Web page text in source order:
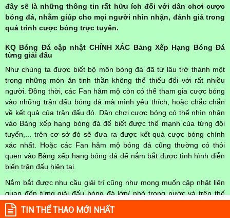
đây sẽ là những thông tin rất hữu ích đối với dân chơi cược
bóng đá, nhằm giúp cho mọi người nhìn nhận, đánh giá trong
quá trình cược bóng trực tuyến.
KQ Bóng Đá cập nhật CHÍNH XÁC Bảng Xếp Hạng Bóng Đá
từng giải đấu
Như chúng ta được biết bộ môn bóng đá đã từ lâu trở thành một
trong những món ăn tinh thần không thể thiếu đối với rất nhiều
người. Đồng thời, các Fan hâm mộ còn có thể tham gia cược bóng
vào những trận đấu bóng đá mà mình yêu thích, hoặc chắc chắn
về kết quả của trận đấu đó. Dân chơi cược bóng có thể nhìn nhận
vào Bảng xếp hạng bóng đá để biết được thế mạnh của từng đội
tuyển,... trên cơ sở đó sẽ đưa ra được kết quả cược bóng chính
xác nhất. Hoặc các Fan hâm mộ bóng đá cũng thường có thói
quen vào Bảng xếp hạng bóng đá để nắm bắt được tình hình diễn
biến trận đấu hiện tại.
Nắm bắt được nhu cầu giải trí cũng như mong muốn cập nhật liên
quan đến từng giải đấu bóng đá lớn/ nhỏ trong nước và trên thế
giới, do đó các chuyên gia của
dựng được chuyên mục Bảng Xếp Hạng Bóng Đá. Theo đó, đồng
TIN THỂ THAO MỚI NHẤT